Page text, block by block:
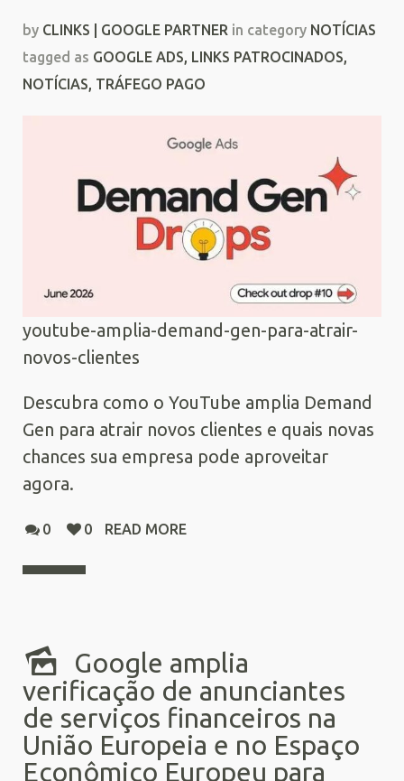
by CLINKS | GOOGLE PARTNER in category NOTÍCIAS
tagged as GOOGLE ADS, LINKS PATROCINADOS,
NOTÍCIAS, TRÁFEGO PAGO
youtube-amplia-demand-gen-para-atrair-
novos-clientes
Descubra como o YouTube amplia Demand
Gen para atrair novos clientes e quais novas
chances sua empresa pode aproveitar
agora.
0 0 READ MORE
Google amplia
verificação de anunciantes
de serviços financeiros na
União Europeia e no Espaço
Econômico Europeu para